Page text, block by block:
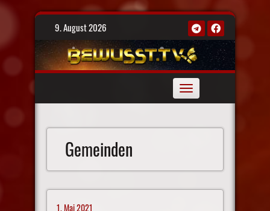
Skip
9. August 2026
Toggle
navigation
Gemeinden
1. Mai 2021